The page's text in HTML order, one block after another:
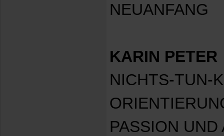
NEUANFANG
KARIN PETER
NICHTS-TUN-
PASSION UND